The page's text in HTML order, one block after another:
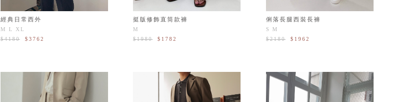
經典日常西外
M L
XL
$4180
$3762
挺版修飾直筒款褲
M
$1980
$1782
俐落長腿西裝長褲
S
M
$2180
$1962